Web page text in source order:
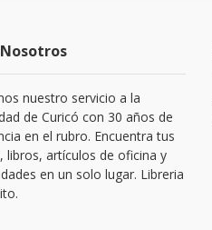
nuestro servicio a la
de Curicó con 30 años de
en el rubro. Encuentra tus
libros, artículos de oficina y
en un solo lugar. Libreria